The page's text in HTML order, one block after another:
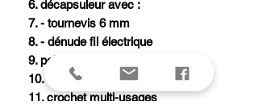
6. décapsuleur avec :
7. - tournevis 6 mm
8. - dénude fil électrique
9. poinçon alésoir avec :
10. - chas d'aiguille
11. crochet multi-usages